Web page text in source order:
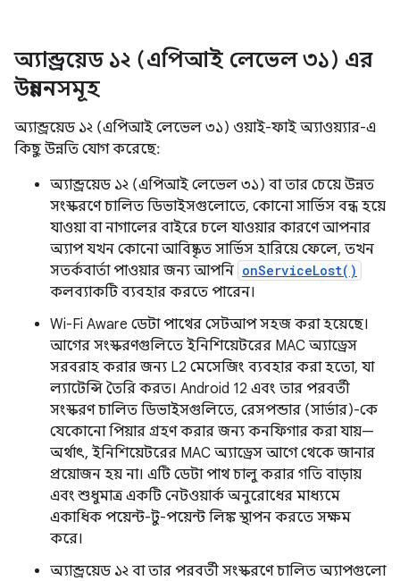
অ্যান্ড্রয়েড ১২ (এপিআই লেভেল ৩১) এর
উন্নয়নসমূহ
অ্যান্ড্রয়েড ১২ (এপিআই লেভেল ৩১) ওয়াই-ফাই অ্যাওয়্যার-এ
কিছু উন্নতি যোগ করেছে:
অ্যান্ড্রয়েড ১২ (এপিআই লেভেল ৩১) বা তার চেয়ে উন্নত
সংস্করণে চালিত ডিভাইসগুলোতে, কোনো সার্ভিস বন্ধ হয়ে
যাওয়া বা নাগালের বাইরে চলে যাওয়ার কারণে আপনার
অ্যাপ যখন কোনো আবিষ্কৃত সার্ভিস হারিয়ে ফেলে, তখন
সতর্কবার্তা পাওয়ার জন্য আপনি onServiceLost()
কলব্যাকটি ব্যবহার করতে পারেন।
Wi-Fi Aware ডেটা পাথের সেটআপ সহজ করা হয়েছে।
আগের সংস্করণগুলিতে ইনিশিয়েটরের MAC অ্যাড্রেস
সরবরাহ করার জন্য L2 মেসেজিং ব্যবহার করা হতো, যা
ল্যাটেন্সি তৈরি করত। Android 12 এবং তার পরবর্তী
সংস্করণ চালিত ডিভাইসগুলিতে, রেসপন্ডার (সার্ভার)-কে
যেকোনো পিয়ার গ্রহণ করার জন্য কনফিগার করা যায়—
অর্থাৎ, ইনিশিয়েটরের MAC অ্যাড্রেস আগে থেকে জানার
প্রয়োজন হয় না। এটি ডেটা পাথ চালু করার গতি বাড়ায়
এবং শুধুমাত্র একটি নেটওয়ার্ক অনুরোধের মাধ্যমে
একাধিক পয়েন্ট-টু-পয়েন্ট লিঙ্ক স্থাপন করতে সক্ষম
করে।
অ্যান্ড্রয়েড ১২ বা তার পরবর্তী সংস্করণে চালিত অ্যাপগুলো